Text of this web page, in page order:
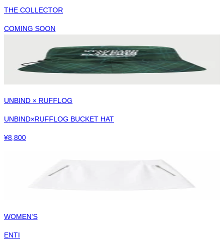
THE COLLECTOR
COMING SOON
UNBIND × RUFFLOG
UNBIND×RUFFLOG BUCKET HAT
¥8,800
WOMEN'S
ENTI